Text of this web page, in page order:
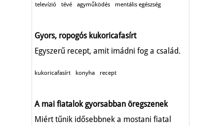
televízió tévé agyműködés mentális egészség
Gyors, ropogós kukoricafasírt
Egyszerű recept, amit imádni fog a család.
kukoricafasírt konyha recept
A mai fiatalok gyorsabban öregszenek
Miért tűnik idősebbnek a mostani fiatal